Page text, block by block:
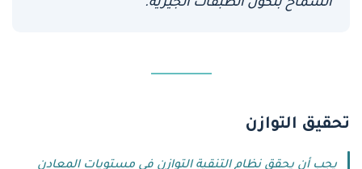
السماح بتكون الطبقات الجيرية.
تحقيق التوازن
يجب أن يحقق نظام التنقية التوازن في مستويات المعادن